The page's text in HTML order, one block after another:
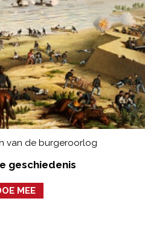
van de burgeroorlog
geschiedenis
MEE